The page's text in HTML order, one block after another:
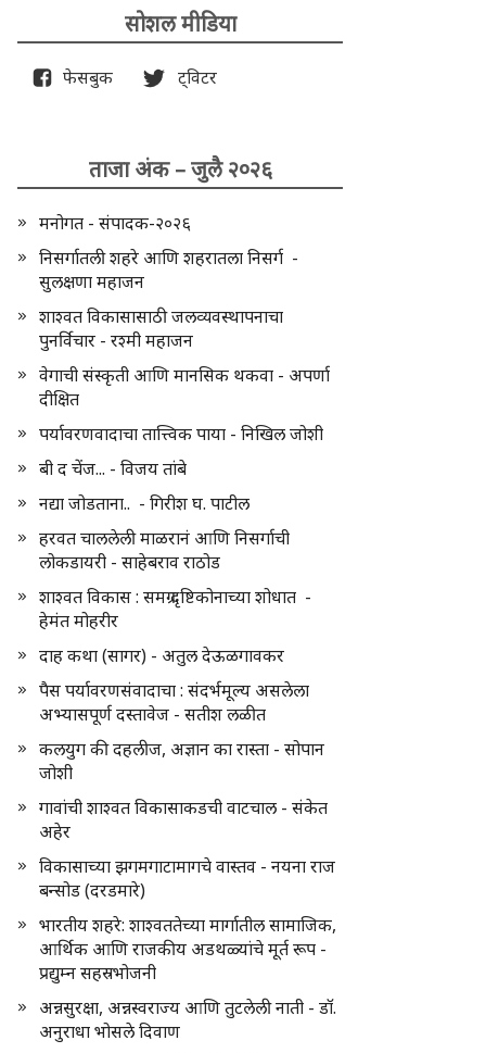
सोशल मीडिया
फेसबुक ट्विटर
ताजा अंक – जुलै २०२६
मनोगत - संपादक-२०२६
निसर्गातली शहरे आणि शहरातला निसर्ग -
सुलक्षणा महाजन
शाश्वत विकासासाठी जलव्यवस्थापनाचा
पुनर्विचार - रश्मी महाजन
वेगाची संस्कृती आणि मानसिक थकवा - अपर्णा
दीक्षित
पर्यावरणवादाचा तात्त्विक पाया - निखिल जोशी
बी द चेंज... - विजय तांबे
नद्या जोडताना.. - गिरीश घ. पाटील
हरवत चाललेली माळरानं आणि निसर्गाची
लोकडायरी - साहेबराव राठोड
शाश्वत विकास : समग्र दृष्टिकोनाच्या शोधात -
हेमंत मोहरीर
दाह कथा (सागर) - अतुल देऊळगावकर
पैस पर्यावरणसंवादाचा : संदर्भमूल्य असलेला
अभ्यासपूर्ण दस्तावेज - सतीश लळीत
कलयुग की दहलीज, अज्ञान का रास्ता - सोपान
जोशी
गावांची शाश्वत विकासाकडची वाटचाल - संकेत
अहेर
विकासाच्या झगमगाटामागचे वास्तव - नयना राज
बन्सोड (दरडमारे)
भारतीय शहरे: शाश्वततेच्या मार्गातील सामाजिक,
आर्थिक आणि राजकीय अडथळ्यांचे मूर्त रूप -
प्रद्युम्न सहस्रभोजनी
अन्नसुरक्षा, अन्नस्वराज्य आणि तुटलेली नाती - डॉ.
अनुराधा भोसले दिवाण